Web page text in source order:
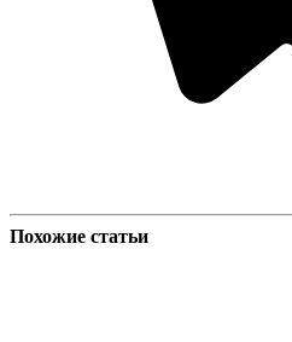
Похожие статьи